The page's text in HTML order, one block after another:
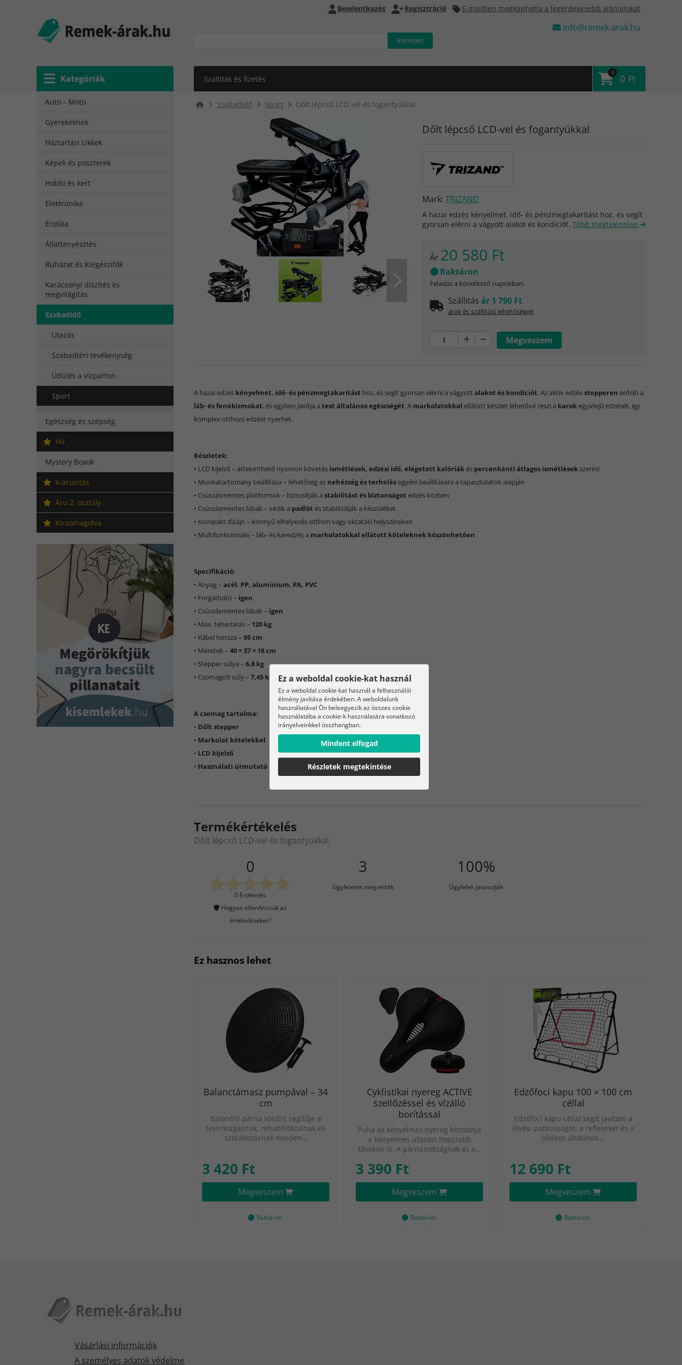
Kategóriák
Bejelentkezés Regisztráció E-mailben megkaphatja a legérdekesebb ajánlatokat
info@remek-arak.hu
Szállítás és fizetés
0
0 Ft
Auto – Moto
Gyerekeknek
Háztartási cikkek
Képek és poszterek
Hobbi és kert
Elektronika
Erotika
Állattenyésztés
Ruházat és Kiegészítők
Karácsonyi díszítés és
megvilágítás
Szabadidő
Utazás
Szabadtéri tevékenység
Üdülés a vízparton
Sport
Egészség és szépség
Hír
Mystery Boxok
Kiárusítás
Áru 2. osztály
Kicsomagolva
Szabadidő Sport Dőlt lépcső LCD-vel és fogantyúkkal
Dőlt lépcső LCD-vel és fogantyúkkal
Mark: TRIZAND
A hazai edzés kényelmet, idő- és pénzmegtakarítást hoz, és segít
gyorsan elérni a vágyott alakot és kondíciót. Több megtekintése
Ár 20 580 Ft
Raktáron
Feladás a következő napokban.
Szállitás ár 1 790 Ft
árak és szállítási lehetőségek
A hazai edzés kényelmet, idő- és pénzmegtakarítást hoz, és segít gyorsan elérni a vágyott alakot és kondíciót. Az aktív edzésstepperen erősíti a
láb- és fenékizmokat, és egyben javítja a test általános egészségét. A markolatokkal ellátott készlet lehetővé teszi a karok egyidejű edzését, így
komplex otthoni edzést nyerhet.
Részletek:
• LCD kijelző – áttekinthető nyomon követés ismétlések, edzési idő, elégetett kalóriák és percenkénti átlagos ismétlések szerint
• Munkatartomány beállítása – lehetőség az nehézség és terhelés egyéni beállítására a tapasztalatok alapján
• Csúszásmentes platformok – biztosítják a stabilitást és biztonságot edzés közben
• Csúszásmentes lábak – védik a padlót és stabilizálják a készüléket
• Kompakt dizájn – könnyű elhelyezés otthon vagy oktatási helyszíneken
• Multifunkcionális – láb- és karedzés a markolatokkal ellátott köteleknek köszönhetően
Specifikáció:
• Anyag – acél, PP, alumínium, PA, PVC
• Forgatható – igen
• Csúszásmentes lábak – igen
• Max. teherbírás – 120 kg
• Kábel hossza – 95 cm
• Méretek – 40 × 37 × 18 cm
• Stepper súlya – 6,8 kg
• Csomagolt súly – 7,45 kg
A csomag tartalma:
• Dőlt stepper
• Markolat kötelekkel
• LCD kijelző
• Használati útmutató
Termékértékelés
Dőlt lépcső LCD-vel és fogantyúkkal
0
0 Értékelés
Hogyan ellenőrizzük az
értékeléseket?
3
Ügyfeleink megvették
100%
Ügyfelek javasolják
Ez hasznos lehet
Balanctámasz pumpával – 34
cm
Balanční párna ideális segítője a
testmozgásnak, rehabilitációnak és
szórakozásnak minden…
3 420 Ft
Megveszem
Raktáron
Cyklistikai nyereg ACTIVE
szellőzéssel és vízálló
borítással
Puha és kényelmes nyereg biztosítja
a kényelmes utazást hosszabb
távokon is. A párnázottságnak és a…
3 390 Ft
Megveszem
Raktáron
Edzőfoci kapu 100 × 100 cm
céllal
Edzőfoci kapu céllal segít javítani a
lövési pontosságot, a reflexeket és a
játékos általános…
12 690 Ft
Megveszem
Raktáron
Vásárlási információk
A személyes adatok védelme
Ez a weboldal cookie-kat használ
Ez a weboldal cookie-kat használ a felhasználói
élmény javítása érdekében. A weboldalunk
használatával Ön beleegyezik az összes cookie
használatába a cookie-k használatára vonatkozó
irányelveinkkel összhangban.
Mindent elfogad
Részletek megtekintése